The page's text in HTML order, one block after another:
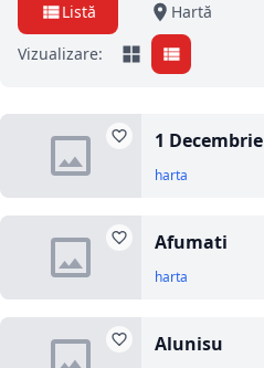
Listă Hartă
Vizualizare:
1 Decembrie
harta
Afumati
harta
Alunisu